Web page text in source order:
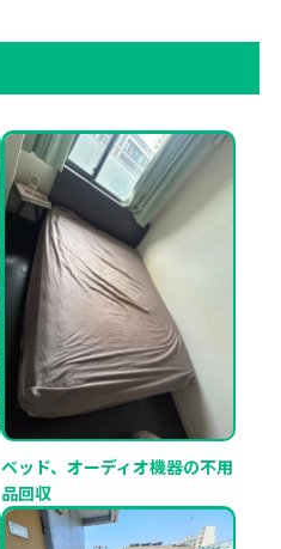
ベッド、オーディオ機器の不用
品回収